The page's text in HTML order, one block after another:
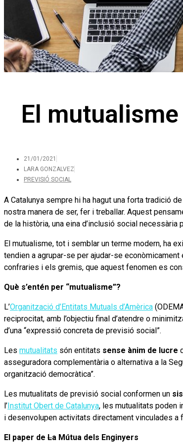
El
21/01/2021
LARA GONZALVEZ
PREVISIÓ SOCIAL
A Catalunya sempre hi ha hagut una forta tradició
nostra manera de ser, fer i treballar. Aquest
de la història, una eina d’inclusió social necessària
El mutualisme, tot i semblar un terme modern, ha
tendien a agrupar-se per ajudar-se
confraries i els gremis, que aquest fenomen es
Què s’entén per “mutualisme”?
L’Organització d’Entitats Mutuals d’Amèrica
reciprocitat, amb l’objectiu final d’atendre o
d’una “expressió concreta de previsió social”.
Les mutualitats són entitats sense ànim de lucre
asseguradora complementària o alternativa a la
organització democràtica”.
Les mutualitats de previsió social conformen un
l’Institut Obert de Catalunya, les mutualitats poden
i desenvolupen activitats directament vinculades a
El paper de La Mútua dels Enginyers